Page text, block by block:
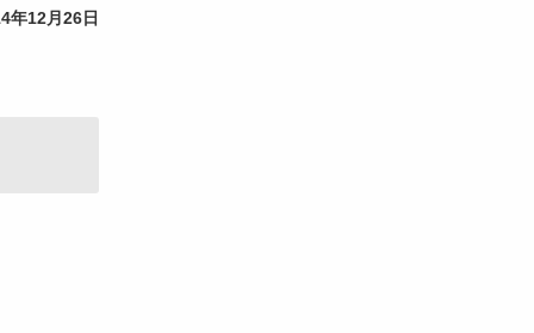
年12月26日